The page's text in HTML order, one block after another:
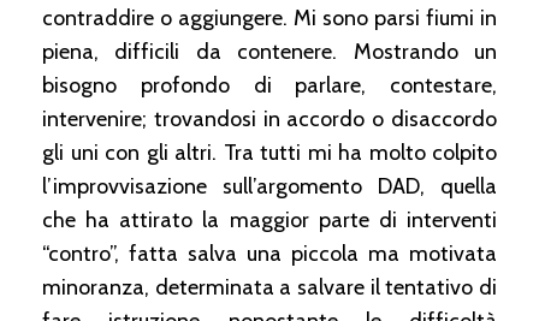
contraddire o aggiungere. Mi sono parsi fiumi in
piena, difficili da contenere. Mostrando un
bisogno profondo di parlare, contestare,
intervenire; trovandosi in accordo o disaccordo
gli uni con gli altri. Tra tutti mi ha molto colpito
l’improvvisazione sull’argomento DAD, quella
che ha attirato la maggior parte di interventi
“contro”, fatta salva una piccola ma motivata
minoranza, determinata a salvare il tentativo di